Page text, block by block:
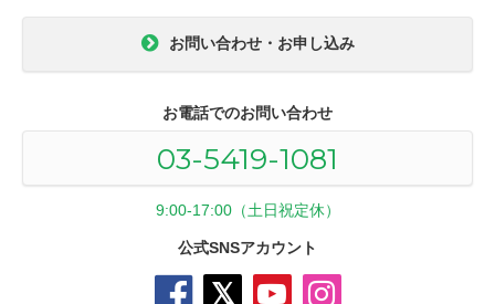
お問い合わせ・お申し込み
お電話でのお問い合わせ
03-5419-1081
9:00-17:00（土日祝定休）
公式SNSアカウント